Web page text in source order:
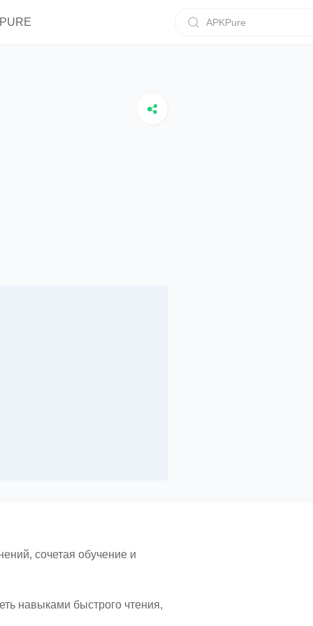
APKPure
сочетая обучение и
навыками быстрого чтения,